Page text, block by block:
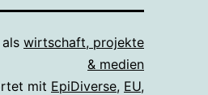
wirtschaft, projekte
& medien
mit EpiDiverse, EU,